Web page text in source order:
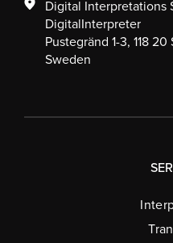
Digital Interpretations
DigitalInterpreter
Pustegränd 1-3, 118
Sweden